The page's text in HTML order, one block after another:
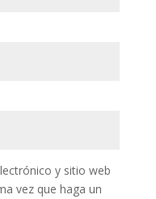
y sitio web
vez que haga un